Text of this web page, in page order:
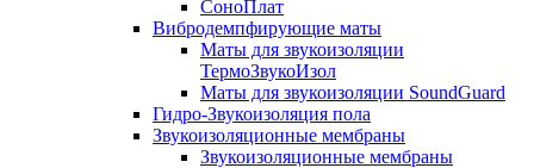
СоноПлат
Вибродемпфирующие маты
Маты для звукоизоляции
ТермоЗвукоИзол
Маты для звукоизоляции SoundGuard
Гидро-Звукоизоляция пола
Звукоизоляционные мембраны
Звукоизоляционные мембраны